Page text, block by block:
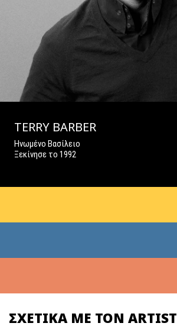
TERRY BARBER
Ηνωμένo Βασίλειο
Ξεκίνησε το 1992
ΣΧΕΤΙΚΑ ΜΕ ΤΟΝ ARTIST